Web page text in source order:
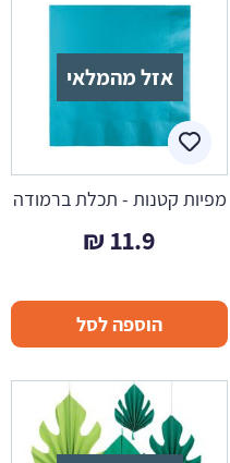
אזל מהמלאי
מפיות קטנות - תכלת ברמודה
11.9
₪
הוספה לסל